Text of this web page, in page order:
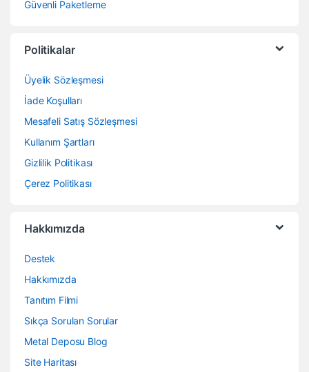
Güvenli Paketleme
Politikalar
Üyelik Sözleşmesi
İade Koşulları
Mesafeli Satış Sözleşmesi
Kullanım Şartları
Gizlilik Politikası
Çerez Politikası
Hakkımızda
Destek
Hakkımızda
Tanıtım Filmi
Sıkça Sorulan Sorular
Metal Deposu Blog
Site Haritası